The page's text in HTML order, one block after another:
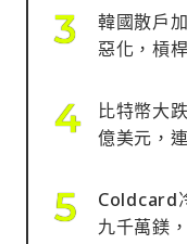
韓國散戶
惡化，槓
比特幣大
億美元，
Coldcard
九千萬鎂